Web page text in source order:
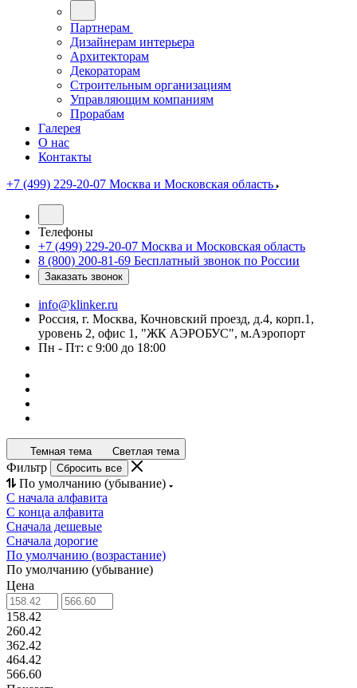
Партнерам
Дизайнерам интерьера
Архитекторам
Декораторам
Строительным организациям
Управляющим компаниям
Прорабам
Галерея
О нас
Контакты
+7 (499) 229-20-07 Москва и Московская область
Телефоны
+7 (499) 229-20-07 Москва и Московская область
8 (800) 200-81-69 Бесплатный звонок по России
Заказать звонок
info@klinker.ru
Россия, г. Москва, Кочновский проезд, д.4, корп.1,
уровень 2, офис 1, "ЖК АЭРОБУС", м.Аэропорт
Пн - Пт: с 9:00 до 18:00
Темная тема Светлая тема
Фильтр Сбросить все
По умолчанию (убывание)
С начала алфавита
С конца алфавита
Сначала дешевые
Сначала дорогие
По умолчанию (возрастание)
По умолчанию (убывание)
Цена
158.42
260.42
362.42
464.42
566.60